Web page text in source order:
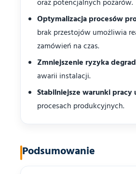
oraz potencjalnych pożarów.
Optymalizacja procesów
brak przestojów umożliwia realizację
zamówień na czas.
Zmniejszenie ryzyka
awarii instalacji.
Stabilniejsze warunki pracy
procesach produkcyjnych.
Podsumowanie